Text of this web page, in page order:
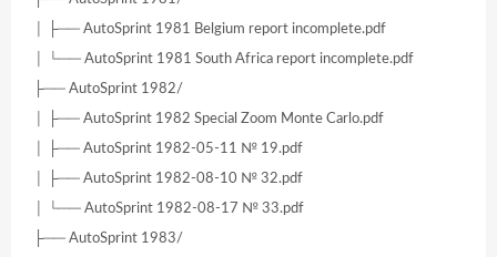
│ ├── AutoSprint 1981 Belgium report incomplete.pdf
│ └── AutoSprint 1981 South Africa report incomplete.pdf
├── AutoSprint 1982/
│ ├── AutoSprint 1982 Special Zoom Monte Carlo.pdf
│ ├── AutoSprint 1982-05-11 № 19.pdf
│ ├── AutoSprint 1982-08-10 № 32.pdf
│ └── AutoSprint 1982-08-17 № 33.pdf
├── AutoSprint 1983/